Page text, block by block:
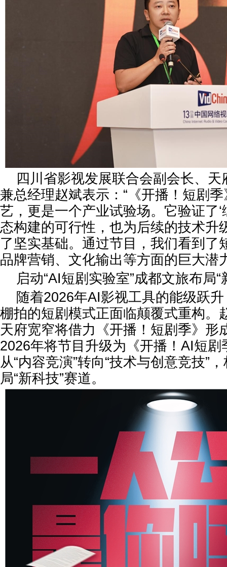
四川省影视发展联合会副会长、
兼总经理赵斌表示：“《开播！短剧
艺，更是一个产业试验场。它验证了‘
态构建的可行性，也为后续的技术升
了坚实基础。通过节目，我们看到了
品牌营销、文化输出等方面的巨大潜
启动“AI短剧实验室”成都文旅布局
随着2026年AI影视工具的能级跃
棚拍的短剧模式正面临颠覆式重构。
天府宽窄将借力《开播！短剧季》形
2026年将节目升级为《开播！AI短剧
从“内容竞演”转向“技术与创意竞技”
局“新科技”赛道。